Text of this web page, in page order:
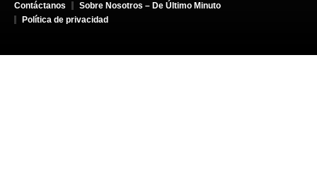
Contáctanos
Sobre Nosotros – De Último Minuto
Política de privacidad